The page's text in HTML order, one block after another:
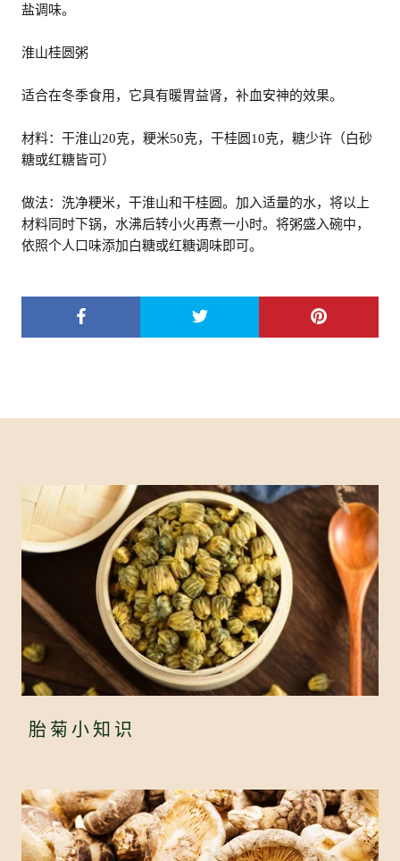
盐调味。
淮山桂圆粥
适合在冬季食用，它具有暖胃益肾，补血安神的效果。
材料：干淮山20克，粳米50克，干桂圆10克，糖少许（白砂
糖或红糖皆可）
做法：洗净粳米，干淮山和干桂圆。加入适量的水，将以上
材料同时下锅，水沸后转小火再煮一小时。将粥盛入碗中，
依照个人口味添加白糖或红糖调味即可。
胎菊小知识